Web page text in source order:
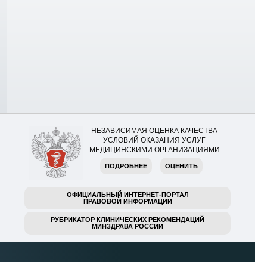
НЕЗАВИСИМАЯ ОЦЕНКА КАЧЕСТВА
УСЛОВИЙ ОКАЗАНИЯ УСЛУГ
МЕДИЦИНСКИМИ ОРГАНИЗАЦИЯМИ
ПОДРОБНЕЕ ОЦЕНИТЬ
ОФИЦИАЛЬНЫЙ ИНТЕРНЕТ-ПОРТАЛ
ПРАВОВОЙ ИНФОРМАЦИИ
РУБРИКАТОР КЛИНИЧЕСКИХ РЕКОМЕНДАЦИЙ
МИНЗДРАВА РОССИИ